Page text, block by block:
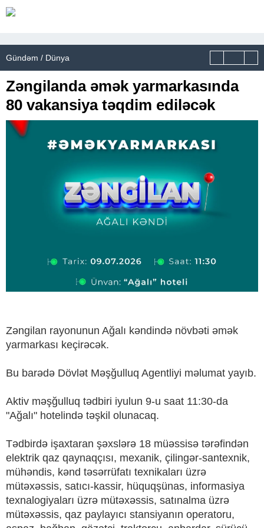
Gündəm / Dünya
Zəngilanda əmək yarmarkasında
80 vakansiya təqdim ediləcək
Zəngilan rayonunun Ağalı kəndində növbəti əmək
yarmarkası keçirəcək.
Bu barədə Dövlət Məşğulluq Agentliyi məlumat yayıb.
Aktiv məşğulluq tədbiri iyulun 9-u saat 11:30-da
"Ağalı" hotelində təşkil olunacaq.
Tədbirdə işaxtaran şəxslərə 18 müəssisə tərəfindən
elektrik qaz qaynaqçısı, mexanik, çilingər-santexnik,
mühəndis, kənd təsərrüfatı texnikaları üzrə
mütəxəssis, satıcı-kassir, hüquqşünas, informasiya
texnalogiyaları üzrə mütəxəssis, satınalma üzrə
mütəxəssis, qaz paylayıcı stansiyanın operatoru,